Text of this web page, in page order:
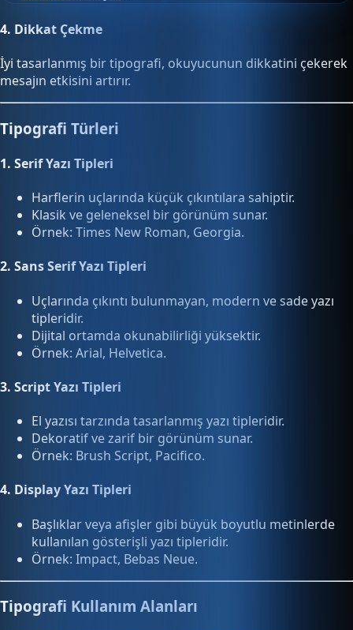
4. Dikkat Çekme
İyi tasarlanmış bir tipografi, okuyucunun dikkatini çekerek
mesajın etkisini artırır.
Tipografi Türleri
1. Serif Yazı Tipleri
Harflerin uçlarında küçük çıkıntılara sahiptir.
Klasik ve geleneksel bir görünüm sunar.
Örnek: Times New Roman, Georgia.
2. Sans Serif Yazı Tipleri
Uçlarında çıkıntı bulunmayan, modern ve sade yazı
tipleridir.
Dijital ortamda okunabilirliği yüksektir.
Örnek: Arial, Helvetica.
3. Script Yazı Tipleri
El yazısı tarzında tasarlanmış yazı tipleridir.
Dekoratif ve zarif bir görünüm sunar.
Örnek: Brush Script, Pacifico.
4. Display Yazı Tipleri
Başlıklar veya afişler gibi büyük boyutlu metinlerde
kullanılan gösterişli yazı tipleridir.
Örnek: Impact, Bebas Neue.
Tipografi Kullanım Alanları